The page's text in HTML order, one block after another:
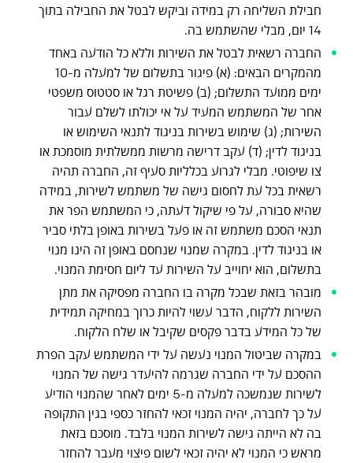
חבילת השליחה רק במידה וביקש לבטל את החבילה בתוך
14 יום, מבלי שהשתמש בה.
החברה רשאית לבטל את השירות וללא כל הודעה באחד
מהמקרים הבאים: (א) פיגור בתשלום של למעלה מ-10
ימים ממועד התשלום; (ב) פשיטת רגל או סטטוס משפטי
אחר של המשתמש המעיד על אי יכולתו לשלם עבור
השירות; (ג) שימוש בשירות בניגוד לתנאי השימוש או
בניגוד לדין; (ד) עקב דרישה מרשות ממשלתית מוסמכת או
צו שיפוטי. מבלי לגרוע בכלליות סעיף זה, החברה תהיה
רשאית בכל עת לחסום גישה של משתמש לשירות, במידה
שהיא סבורה, על פי שיקול דעתה, כי המשתמש הפר את
תנאי הסכם משתמש זה או פעל בשירות באופן בלתי סביר
או בניגוד לדין. במקרה שמנוי שנחסם באופן זה הינו מנוי
בתשלום, הוא יחוייב על השירות עד ליום חסימת המנוי.
מובהר בזאת שבכל מקרה בו החברה מפסיקה את מתן
השירות ללקוח, הדבר עשוי להיות כרוך במחיקה תמידית
של כל המידע בדבר פקסים שקיבל או שלח הלקוח.
במקרה שביטול המנוי נעשה על ידי המשתמש עקב הפרת
ההסכם על ידי החברה שגרמה להיעדר גישה של המנוי
לשירות שנמשכה למעלה מ-5 ימים לאחר שהמנוי הודיע
על כך לחברה, יהיה המנוי זכאי להחזר כספי בגין התקופה
בה לא הייתה גישה לשירות המנוי בלבד. מוסכם בזאת
מראש כי המנוי לא יהיה זכאי לשום פיצוי מעבר להחזר